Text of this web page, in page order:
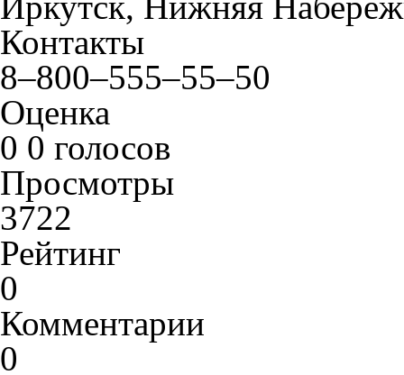
Контакты
8–800–555–55–50
Оценка
0 0 голосов
Просмотры
3722
Рейтинг
0
Комментарии
0